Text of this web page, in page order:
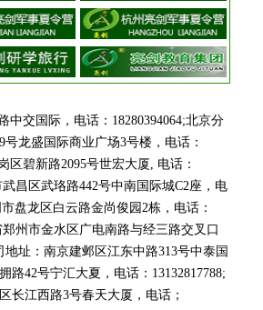
中交国际，电话：18280394064;北京分
龙盛国际商业广场3号楼，电话：
区碧新路2095号世宏大厦, 电话：
昌区武珞路442号中南国际城C2座，电
盘龙区白云路金尚俊园2栋，电话：
州市金水区广电南路与经三路交叉口
址：南京建邺区江东中路313号中泰国
路42号宁汇大夏，电话：13132817788;
长江西路3号春天大厦，电话；